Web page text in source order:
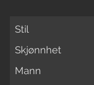
Stil
Skjønnhet
Mann